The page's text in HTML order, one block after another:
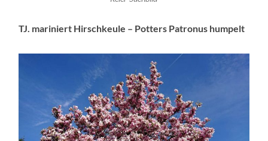
TJ. mariniert Hirschkeule – Potters Patronus humpelt